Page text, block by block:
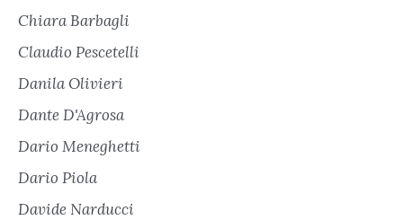
Chiara Barbagli
Claudio Pescetelli
Danila Olivieri
Dante D'Agrosa
Dario Meneghetti
Dario Piola
Davide Narducci